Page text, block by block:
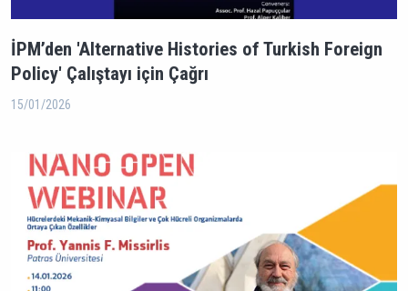
İPM’den 'Alternative Histories of Turkish Foreign
Policy' Çalıştayı için Çağrı
15/01/2026